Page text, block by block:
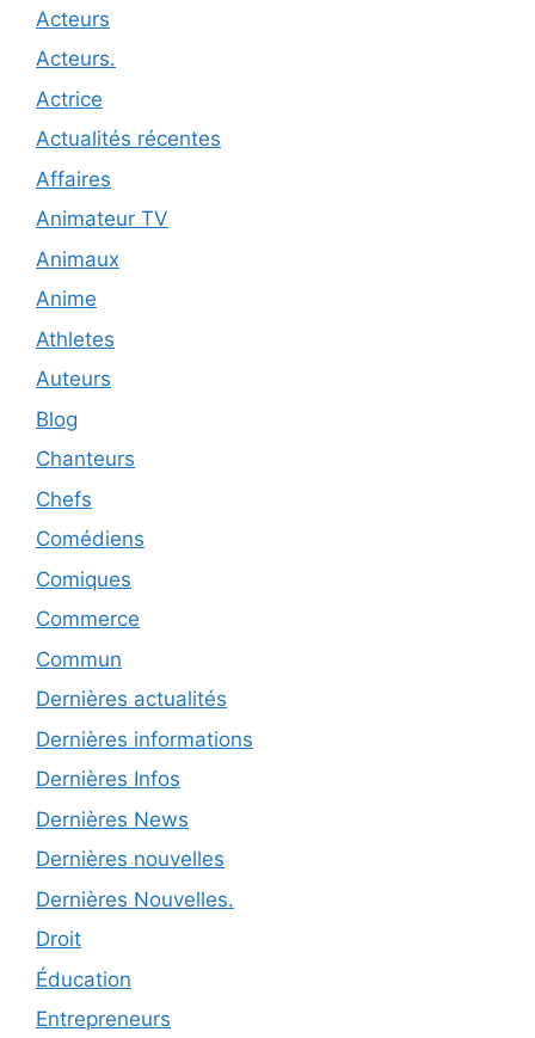
Acteurs
Acteurs.
Actrice
Actualités récentes
Affaires
Animateur TV
Animaux
Anime
Athletes
Auteurs
Blog
Chanteurs
Chefs
Comédiens
Comiques
Commerce
Commun
Dernières actualités
Dernières informations
Dernières Infos
Dernières News
Dernières nouvelles
Dernières Nouvelles.
Droit
Éducation
Entrepreneurs